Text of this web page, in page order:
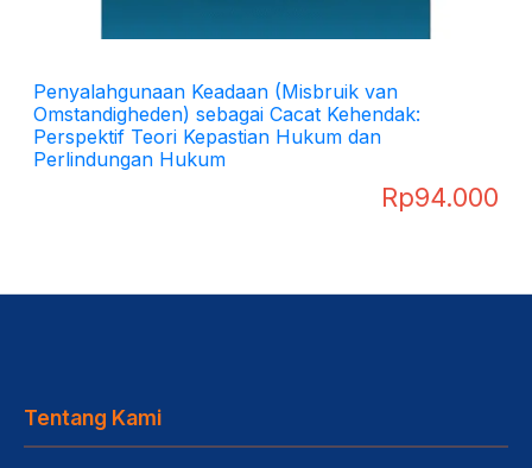
Penyalahgunaan Keadaan (Misbruik van
Omstandigheden) sebagai Cacat Kehendak:
Perspektif Teori Kepastian Hukum dan
Perlindungan Hukum
Rp94.000
Tentang Kami